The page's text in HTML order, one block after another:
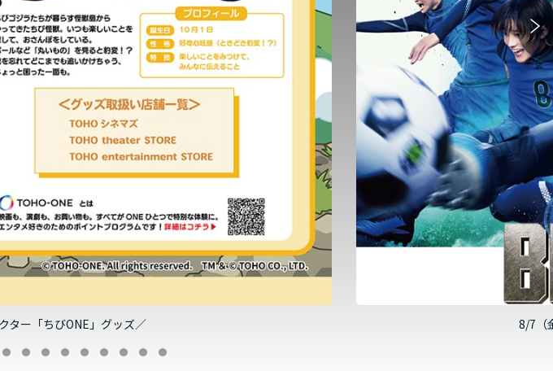
8/7（金）午前11時より発売！映画『ブルーロック』劇場グッズ